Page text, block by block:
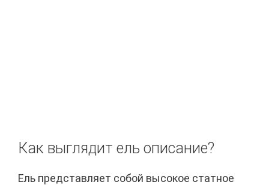
Как выглядит ель описание?
Ель представляет собой высокое статное